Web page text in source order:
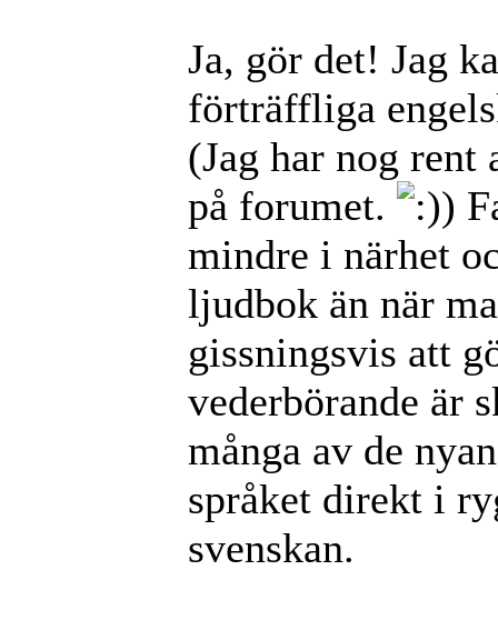
Ja, gör det! Jag
förträffliga
(Jag har nog rent
på forumet.
)
mindre i närhet
ljudbok än när
gissningsvis att
vederbörande
många av de
språket direkt i
svenskan.